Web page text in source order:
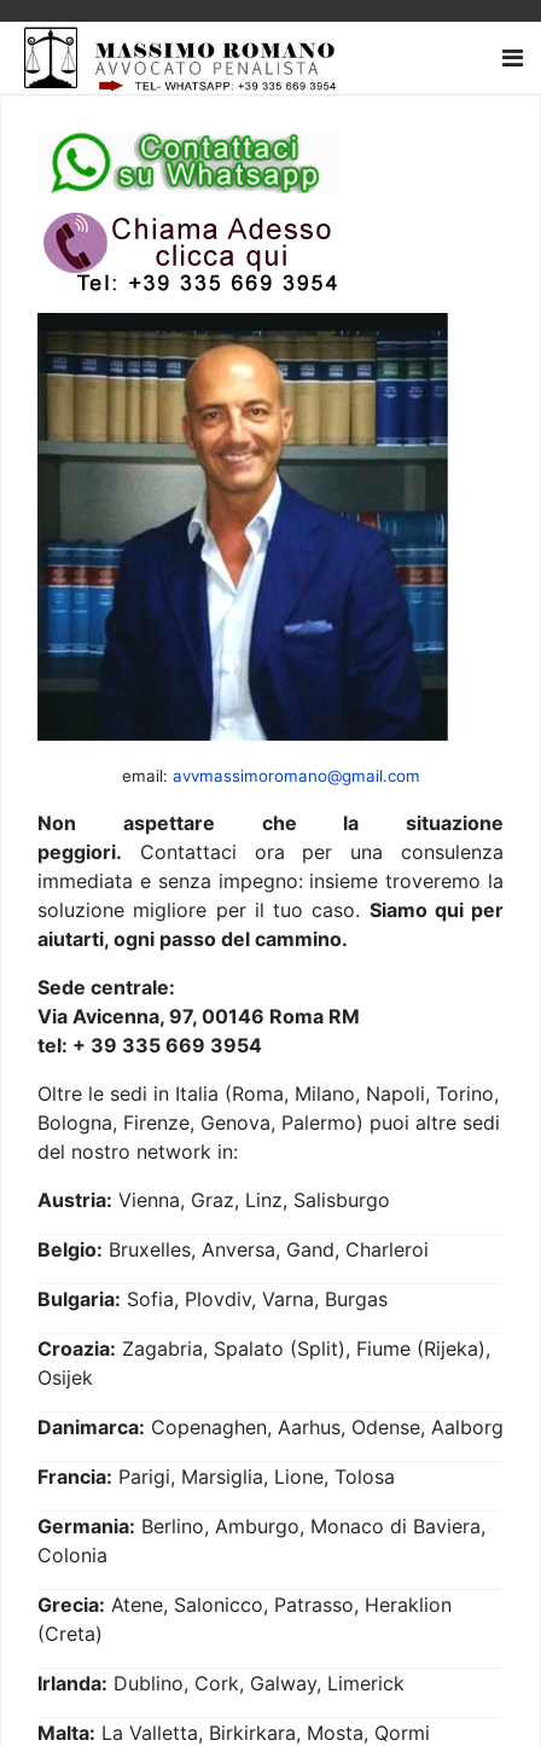
email: avvmassimoromano@gmail.com
Non aspettare che la situazione
peggiori. Contattaci ora per una consulenza
immediata e senza impegno: insieme troveremo la
soluzione migliore per il tuo caso. Siamo qui per
aiutarti, ogni passo del cammino.
Sede centrale:
Via Avicenna, 97, 00146 Roma RM
tel: + 39 335 669 3954
Oltre le sedi in Italia (Roma, Milano, Napoli, Torino,
Bologna, Firenze, Genova, Palermo) puoi altre sedi
del nostro network in:
Austria: Vienna, Graz, Linz, Salisburgo
Belgio: Bruxelles, Anversa, Gand, Charleroi
Bulgaria: Sofia, Plovdiv, Varna, Burgas
Croazia: Zagabria, Spalato (Split), Fiume (Rijeka),
Osijek
Danimarca: Copenaghen, Aarhus, Odense, Aalborg
Francia: Parigi, Marsiglia, Lione, Tolosa
Germania: Berlino, Amburgo, Monaco di Baviera,
Colonia
Grecia: Atene, Salonicco, Patrasso, Heraklion
(Creta)
Irlanda: Dublino, Cork, Galway, Limerick
Malta: La Valletta, Birkirkara, Mosta, Qormi